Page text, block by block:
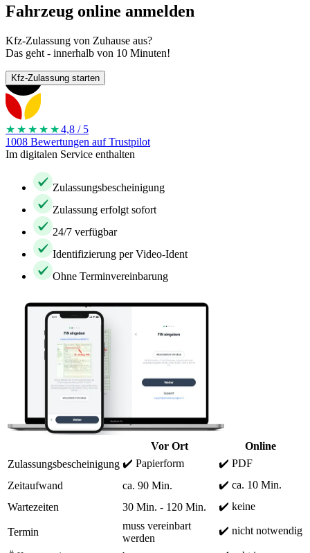
Fahrzeug online anmelden
Kfz-Zulassung von Zuhause aus?
Das geht - innerhalb von 10 Minuten!
Kfz-Zulassung starten
★★★★ ★4,8 / 5
1008 Bewertungen auf Trustpilot
Im digitalen Service enthalten
Zulassungsbescheinigung
Zulassung erfolgt sofort
24/7 verfügbar
Identifizierung per Video-Ident
Ohne Terminvereinbarung
Vor Ort
Online
Zulassungsbescheinigung ✔️ Papierform
✔️ PDF
Zeitaufwand
ca. 90 Min.
✔️ ca. 10 Min.
Wartezeiten
30 Min. - 120 Min. ✔️ keine
Termin
muss vereinbart
werden
✔️ nicht notwendig